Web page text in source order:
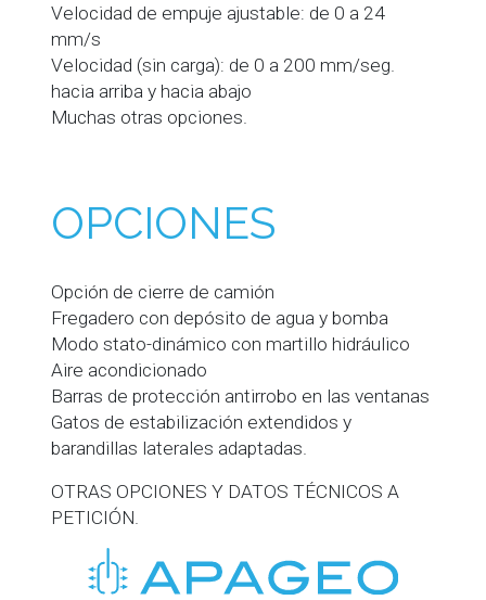
Velocidad de empuje ajustable: de 0 a 24
mm/s
Velocidad (sin carga): de 0 a 200 mm/seg.
hacia arriba y hacia abajo
Muchas otras opciones.
OPCIONES
Opción de cierre de camión
Fregadero con depósito de agua y bomba
Modo stato-dinámico con martillo hidráulico
Aire acondicionado
Barras de protección antirrobo en las ventanas
Gatos de estabilización extendidos y
barandillas laterales adaptadas.
OTRAS OPCIONES Y DATOS TÉCNICOS A
PETICIÓN.